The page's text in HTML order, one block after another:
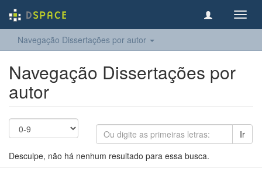
Navegação Dissertações por autor
Navegação Dissertações por
autor
Ir
Desculpe, não há nenhum resultado para essa busca.